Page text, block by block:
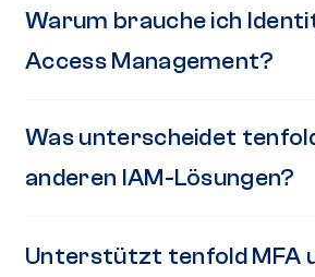
Warum brauche ich
Access Management?
Was unterscheidet
anderen IAM-Lösungen?
Unterstützt tenfold MFA